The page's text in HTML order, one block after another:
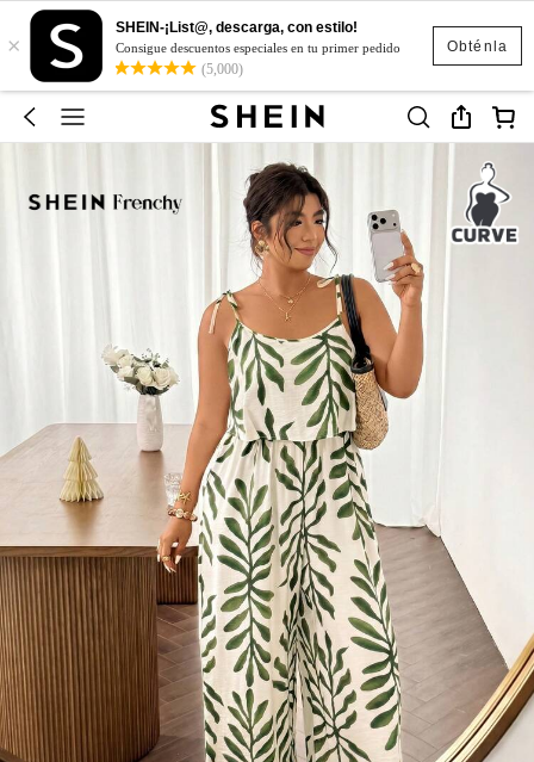
Obténla
×
SHEIN-¡List@, descarga, con estilo!
Consigue descuentos especiales en tu primer pedido
(5,000)